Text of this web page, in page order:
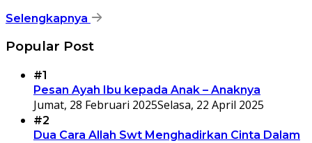
Selengkapnya
Popular Post
#1
Pesan Ayah Ibu kepada Anak – Anaknya
Jumat, 28 Februari 2025Selasa, 22 April 2025
#2
Dua Cara Allah Swt Menghadirkan Cinta Dalam